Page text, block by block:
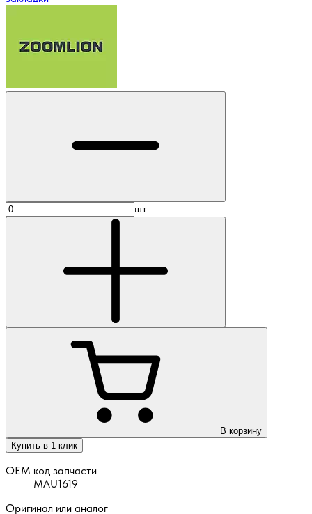
шт
В корзину
Купить в 1 клик
OEM код запчасти
MAU1619
Оригинал или аналог